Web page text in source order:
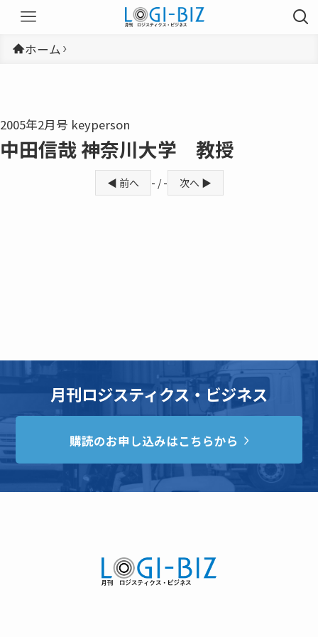
ホーム
2005年2月号 keyperson
中田信哉 神奈川大学 教授
◀ 前へ - / - 次へ ▶
月刊ロジスティクス・ビジネス
購読のお申し込みはこちらから